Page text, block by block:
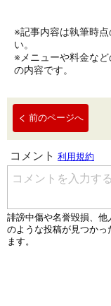
※記事内容は執筆時
い。
※メニューや料金な
の内容です。
前のページへ